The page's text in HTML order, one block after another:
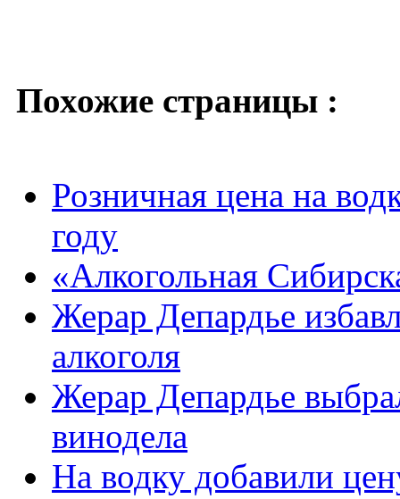
Похожие страницы :
Розничная цена на
году
«Алкогольная
Жерар Депардье
алкоголя
Жерар Депардье
винодела
На водку добавили